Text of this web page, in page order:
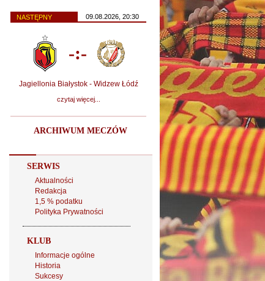
NASTĘPNY 09.08.2026, 20:30
-:-
Jagiellonia Białystok - Widzew Łódź
czytaj więcej...
ARCHIWUM MECZÓW
SERWIS
Aktualności
Redakcja
1,5 % podatku
Polityka Prywatności
KLUB
Informacje ogólne
Historia
Sukcesy